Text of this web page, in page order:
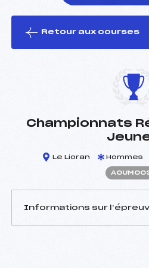
le ski
Retour aux courses
Championnats
Le Lioran Hommes
Informations sur